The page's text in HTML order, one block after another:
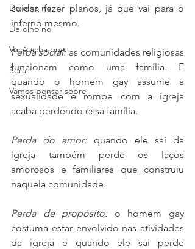
De olho no
De olho no
Você acha que
Será
Vamos pensar sobre
cuidar, fazer planos, já que vai para o
inferno mesmo.
Perda social: as comunidades religiosas
funcionam como uma família. E
quando o homem gay assume a
sexualidade e rompe com a igreja
acaba perdendo essa família.
Perda do amor: quando ele sai da
igreja também perde os laços
amorosos e familiares que construiu
naquela comunidade.
Perda de propósito: o homem gay
costuma estar envolvido nas atividades
da igreja e quando ele sai perde